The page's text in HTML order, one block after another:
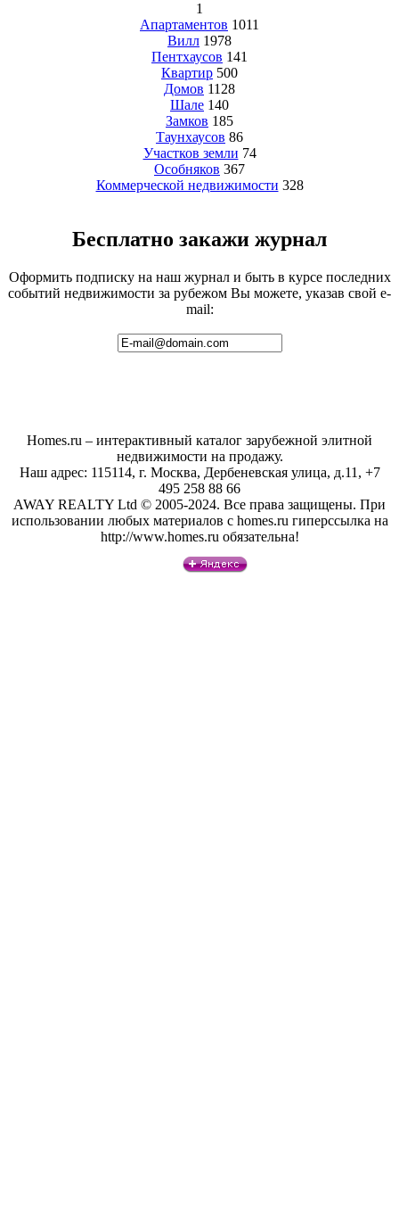
1
Апартаментов 1011
Вилл 1978
Пентхаусов 141
Квартир 500
Домов 1128
Шале 140
Замков 185
Таунхаусов 86
Участков земли 74
Особняков 367
Коммерческой недвижимости 328
Бесплатно закажи журнал
Оформить подписку на наш журнал и быть в курсе последних
событий недвижимости за рубежом Вы можете, указав свой e-
mail:
Homes.ru – интерактивный каталог зарубежной элитной
недвижимости на продажу.
Наш адрес: 115114, г. Москва, Дербеневская улица, д.11, +7
495 258 88 66
AWAY REALTY Ltd © 2005-2024. Все права защищены. При
использовании любых материалов с homes.ru гиперссылка на
http://www.homes.ru обязательна!